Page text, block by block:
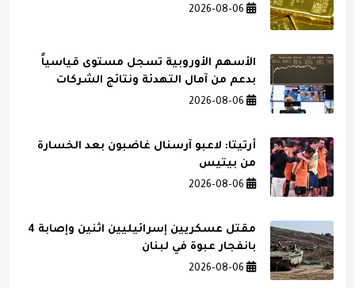
الأسهم الأوروبية تسجل مستوى قياسياً
بدعم من آمال التهدئة ونتائج الشركات
أرتيتا: لاعبو آرسنال غاضبون بعد الخسارة
من بيتيس
مقتل عسكريين إسرائيليين اثنين وإصابة 4
بانفجار عبوة في لبنان